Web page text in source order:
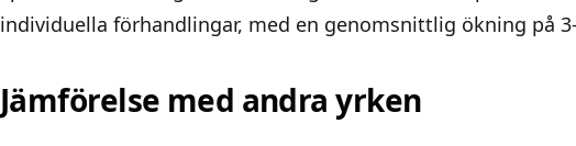
individuella förhandlingar, med en genomsnittlig ökning på
Jämförelse med andra yrken